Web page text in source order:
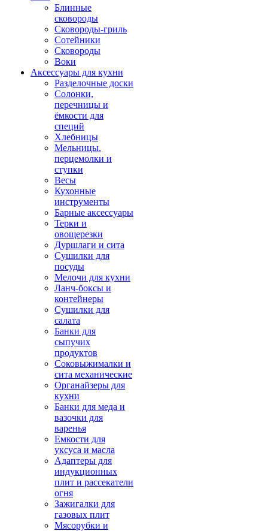
Блинные
сковороды
Сковороды-гриль
Сотейники
Сковороды
Воки
Аксессуары для кухни
Разделочные доски
Солонки,
перечницы и
ёмкости для
специй
Хлебницы
Мельницы.
перцемолки и
ступки
Весы
Кухонные
инструменты
Барные аксессуары
Терки и
овощерезки
Дуршлаги и сита
Сушилки для
посуды
Мелочи для кухни
Ланч-боксы и
контейнеры
Сушилки для
салата
Банки для
сыпучих
продуктов
Соковыжималки и
сита механические
Органайзеры для
кухни
Банки для меда и
вазочки для
варенья
Емкости для
уксуса и масла
Адаптеры для
индукционных
плит и рассекатели
огня
Зажигалки для
газовых плит
Мясорубки и